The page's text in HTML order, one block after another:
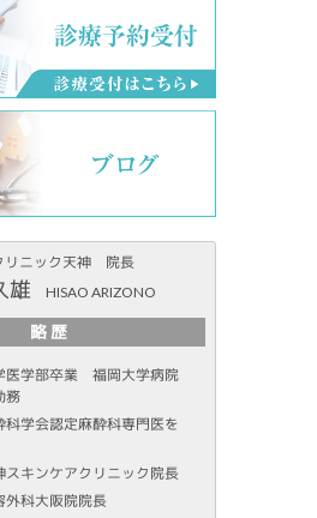
リニック天神 院長
雄 HISAO ARIZONO
略 歴
医学部卒業 福岡大学病院
務
科学会認定麻酔科専門医を
スキンケアクリニック院長
外科大阪院院長